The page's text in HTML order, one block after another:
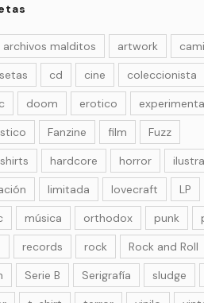
archivos malditos artwork
cd cine
coleccionista
doom erotico
Fanzine film
Fuzz
hardcore horror
limitada lovecraft LP
música orthodox punk
records rock Rock and Roll
Serie B Serigrafía sludge